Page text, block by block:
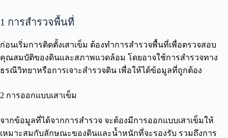
1 การสำรวจพื้นที่
ก่อนเริ่มการติดตั้งเสาเข็ม ต้องทำการสำรวจพื้นที่เพื่อตรวจสอบ
คุณสมบัติของดินและสภาพแวดล้อม โดยอาจใช้การสำรวจทาง
ธรณีวิทยาหรือการเจาะสำรวจดิน เพื่อให้ได้ข้อมูลที่ถูกต้อง
2 การออกแบบเสาเข็ม
จากข้อมูลที่ได้จากการสำรวจ จะต้องมีการออกแบบเสาเข็มให้
เหมาะสมกับลักษณะของดินและน้ำหนักที่จะรองรับ รวมถึงการ